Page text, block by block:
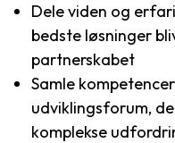
Dele viden og
bedste løsninger
partnerskabet
Samle
udviklingsforum,
komplekse